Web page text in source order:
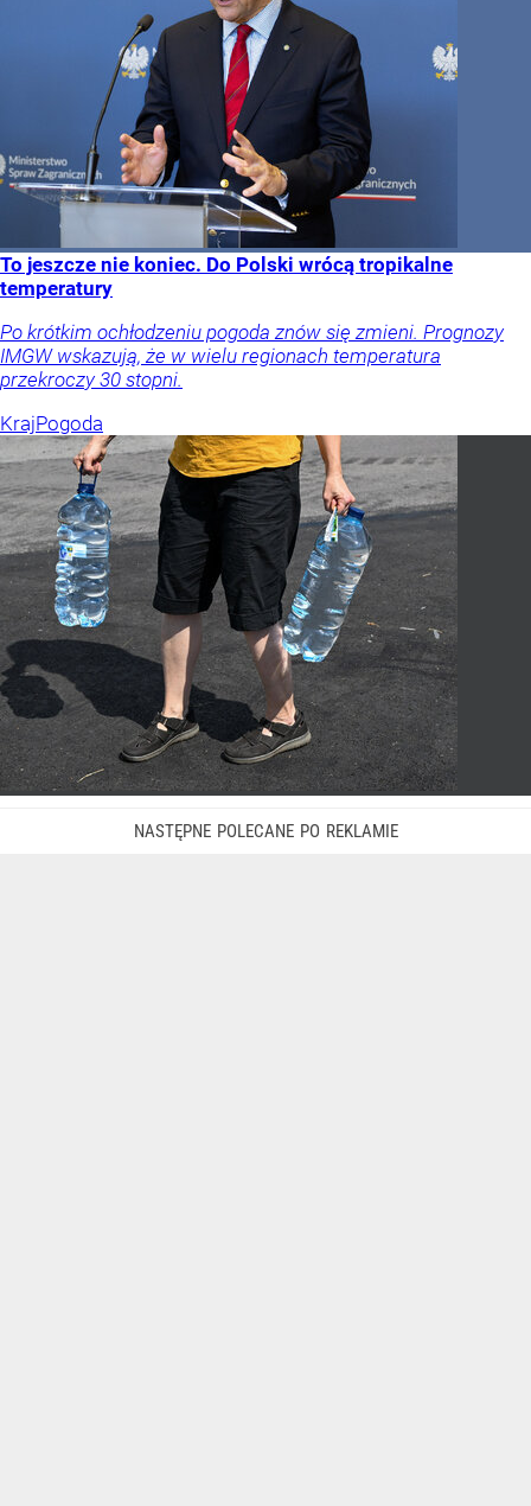
To jeszcze nie koniec. Do Polski wrócą tropikalne
temperatury
Po krótkim ochłodzeniu pogoda znów się zmieni. Prognozy
IMGW wskazują, że w wielu regionach temperatura
przekroczy 30 stopni.
KrajPogoda